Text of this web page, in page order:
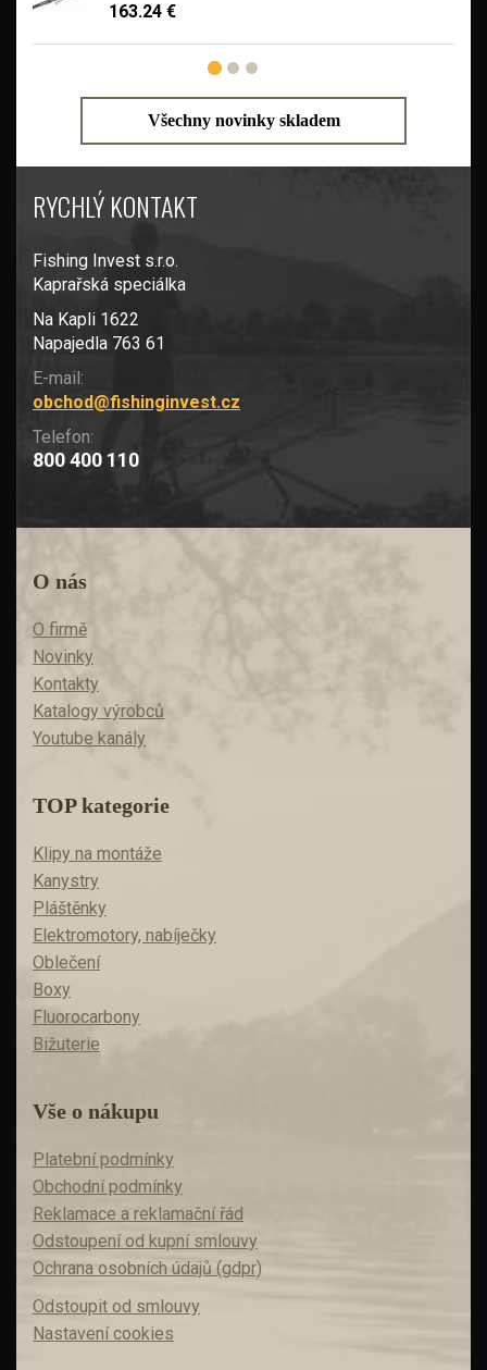
163.24 €
Všechny novinky skladem
RYCHLÝ KONTAKT
Fishing Invest s.r.o.
Kaprařská speciálka
Na Kapli 1622
Napajedla 763 61
E-mail:
obchod@fishinginvest.cz
Telefon:
800 400 110
O nás
O firmě
Novinky
Kontakty
Katalogy výrobců
Youtube kanály
TOP kategorie
Klipy na montáže
Kanystry
Pláštěnky
Elektromotory, nabíječky
Oblečení
Boxy
Fluorocarbony
Bižuterie
Vše o nákupu
Platební podmínky
Obchodní podmínky
Reklamace a reklamační řád
Odstoupení od kupní smlouvy
Ochrana osobních údajů (gdpr)
Odstoupit od smlouvy
Nastavení cookies